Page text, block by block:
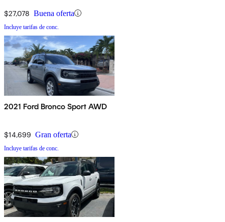
$27,078 Buena oferta
Incluye tarifas de conc.
2021 Ford Bronco Sport AWD
$14,699 Gran oferta
Incluye tarifas de conc.